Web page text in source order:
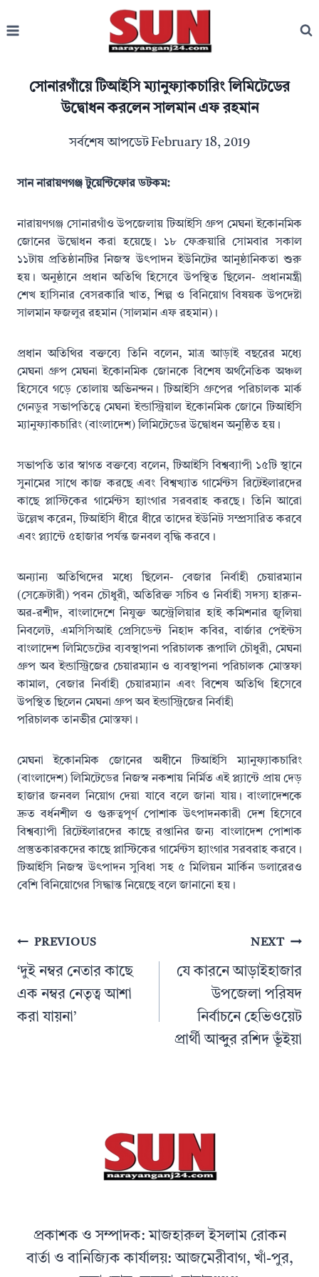
to
সোনারগাঁয়ে টিআইসি ম্যানুফ্যাকচারিং লিমিটেডের
উদ্বোধন করলেন সালমান এফ রহমান
সর্বশেষ আপডেটFebruary 18, 2019
সান নারায়ণগঞ্জ টুয়েন্টিফোর ডটকম:
নারায়ণগঞ্জ সোনারগাঁও উপজেলায় টিআইসি গ্রুপ মেঘনা ইকোনমিক
জোনের উদ্বোধন করা হয়েছে। ১৮ ফেব্রুয়ারি সোমবার সকাল
১১টায় প্রতিষ্ঠানটির নিজস্ব উৎপাদন ইউনিটের আনুষ্ঠানিকতা শুরু
হয়। অনুষ্ঠানে প্রধান অতিথি হিসেবে উপস্থিত ছিলেন- প্রধানমন্ত্রী
শেখ হাসিনার বেসরকারি খাত, শিল্প ও বিনিয়োগ বিষয়ক উপদেষ্টা
সালমান ফজলুর রহমান (সালমান এফ রহমান)।
প্রধান অতিথির বক্তব্যে তিনি বলেন, মাত্র আড়াই বছরের মধ্যে
মেঘনা গ্রুপ মেঘনা ইকোনমিক জোনকে বিশেষ অর্থনৈতিক অঞ্চল
হিসেবে গড়ে তোলায় অভিনন্দন। টিআইসি গ্রুপের পরিচালক মার্ক
গেনডুর সভাপতিত্বে মেঘনা ইন্ডাস্ট্রিয়াল ইকোনমিক জোনে টিআইসি
ম্যানুফ্যাকচারিং (বাংলাদেশ) লিমিটেডের উদ্বোধন অনুষ্ঠিত হয়।
সভাপতি তার স্বাগত বক্তব্যে বলেন, টিআইসি বিশ্বব্যাপী ১৫টি স্থানে
সুনামের সাথে কাজ করছে এবং বিশ্বখ্যাত গার্মেন্টস রিটেইলারদের
কাছে প্লাস্টিকের গার্মেন্টস হ্যাংগার সরবরাহ করছে। তিনি আরো
উল্লেখ করেন, টিআইসি ধীরে ধীরে তাদের ইউনিট সম্প্রসারিত করবে
এবং প্ল্যান্টে ৫হাজার পর্যন্ত জনবল বৃদ্ধি করবে।
অন্যান্য অতিথিদের মধ্যে ছিলেন- বেজার নির্বাহী চেয়ারম্যান
(সেক্রেটারী) পবন চৌধুরী, অতিরিক্ত সচিব ও নির্বাহী সদস্য হারুন-
অর-রশীদ, বাংলাদেশে নিযুক্ত অস্ট্রেলিয়ার হাই কমিশনার জুলিয়া
নিবলেট, এমসিসিআই প্রেসিডেন্ট নিহাদ কবির, বার্জার পেইন্টস
বাংলাদেশ লিমিডেটের ব্যবস্থাপনা পরিচালক রূপালি চৌধুরী, মেঘনা
গ্রুপ অব ইন্ডাস্ট্রিজের চেয়ারম্যান ও ব্যবস্থাপনা পরিচালক মোস্তফা
কামাল, বেজার নির্বাহী চেয়ারম্যান এবং বিশেষ অতিথি হিসেবে
উপস্থিত ছিলেন মেঘনা গ্রুপ অব ইন্ডাস্ট্রিজের নির্বাহী
পরিচালক তানভীর মোস্তফা।
মেঘনা ইকোনমিক জোনের অধীনে টিআইসি ম্যানুফ্যাকচারিং
(বাংলাদেশ) লিমিটেডের নিজস্ব নকশায় নির্মিত এই প্ল্যান্টে প্রায় দেড়
হাজার জনবল নিয়োগ দেয়া যাবে বলে জানা যায়। বাংলাদেশকে
দ্রুত বর্ধনশীল ও গুরুত্বপূর্ণ পোশাক উৎপাদনকারী দেশ হিসেবে
বিশ্বব্যাপী রিটেইলারদের কাছে রপ্তানির জন্য বাংলাদেশ পোশাক
প্রস্তুতকারকদের কাছে প্লাস্টিকের গার্মেন্টস হ্যাংগার সরবরাহ করবে।
টিআইসি নিজস্ব উৎপাদন সুবিধা সহ ৫ মিলিয়ন মার্কিন ডলারেরও
বেশি বিনিয়োগের সিদ্ধান্ত নিয়েছে বলে জানানো হয়।
PostPREVIOUS
‘দুই নম্বর নেতার কাছে
এক নম্বর নেতৃত্ব আশা
করা যায়না’
NEXT
যে কারনে আড়াইহাজার
উপজেলা পরিষদ
নির্বাচনে হেভিওয়েট
প্রার্থী আব্দুুর রশিদ ভূঁইয়া
প্রকাশক ও সম্পাদক: মাজহারুল ইসলাম রোকন
বার্তা ও বানিজ্যিক কার্যালয়: আজমেরীবাগ, খাঁ-পুর,